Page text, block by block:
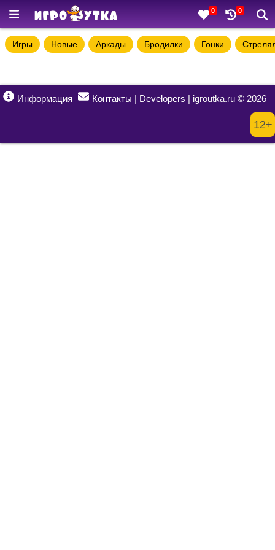
0 0
Игры Новые Аркады Бродилки Гонки
Информация Контакты | Developers | igroutka.ru © 2026
12+